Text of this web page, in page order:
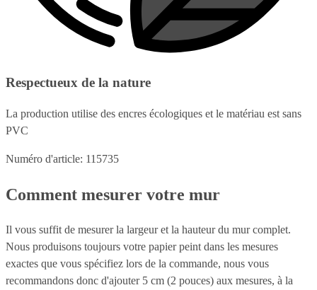
Respectueux de la nature
La production utilise des encres écologiques et le matériau est sans
PVC
Numéro d'article: 115735
Comment mesurer votre mur
Il vous suffit de mesurer la largeur et la hauteur du mur complet.
Nous produisons toujours votre papier peint dans les mesures
exactes que vous spécifiez lors de la commande, nous vous
recommandons donc d'ajouter 5 cm (2 pouces) aux mesures, à la